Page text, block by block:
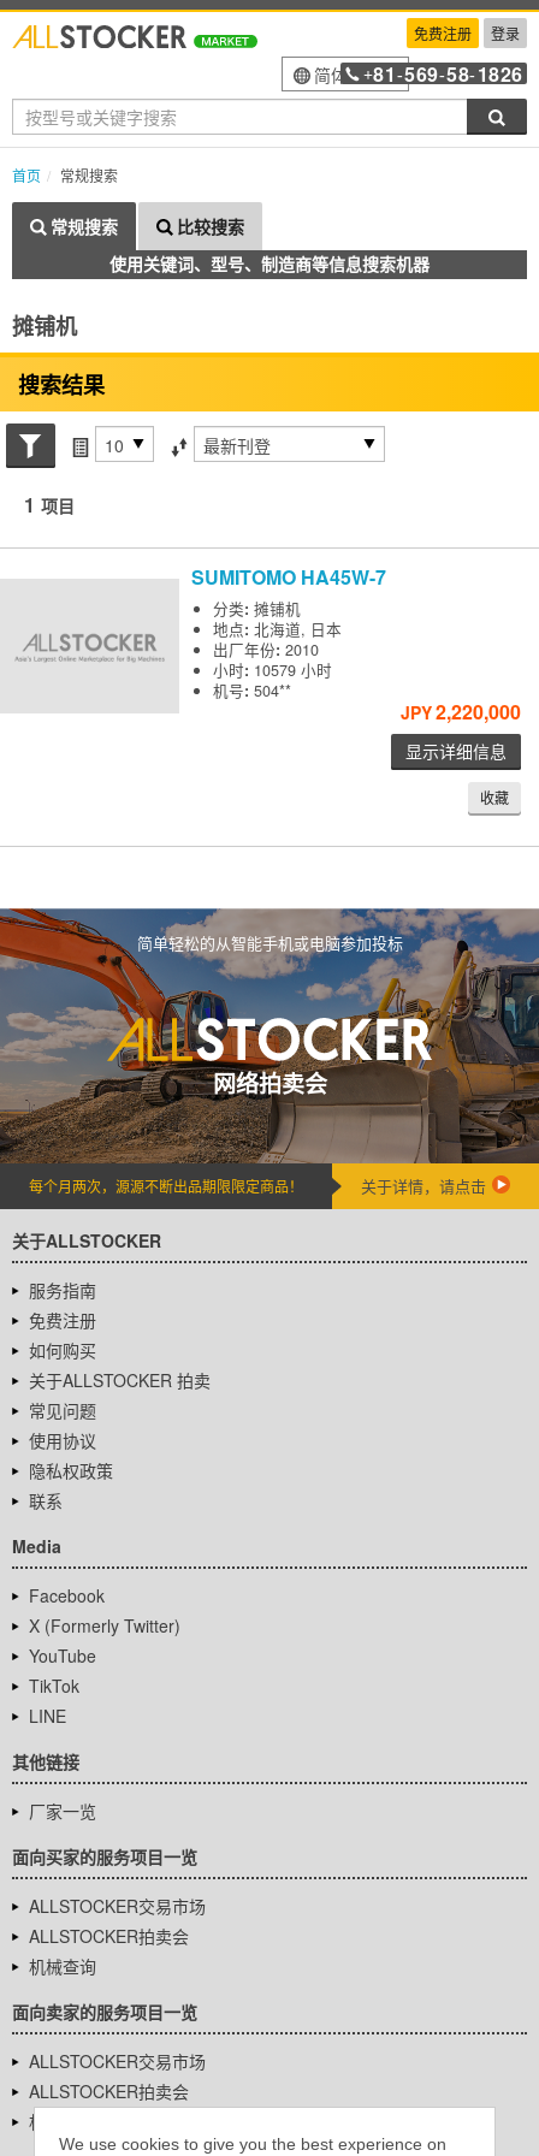
We use cookies to give you the best experience on
免费注册 登录
简体中文
+81 -569-58-1826
首页 常规搜索
常规搜索
比较搜索
使用关键词、型号、制造商等信息搜索机器
摊铺机
搜索结果
搜索状态每页项目 排序方式
1 项目
SUMITOMO HA45W-7
分类:摊铺机
地点:北海道, 日本
出厂年份:2010
小时: 10579 小时
机号:504**
JPY2,220,000
显示详细信息
收藏
简单轻松的从智能手机或电脑参加投标
网络拍卖会
每个月两次，源源不断出品期限限定商品！ 关于详情，请点击
关于ALLSTOCKER
服务指南
免费注册
如何购买
关于ALLSTOCKER 拍卖
常见问题
使用协议
隐私权政策
联系
Media
Facebook
X (Formerly Twitter)
YouTube
TikTok
LINE
其他链接
厂家一览
面向买家的服务项目一览
ALLSTOCKER交易市场
ALLSTOCKER拍卖会
机械查询
面向卖家的服务项目一览
ALLSTOCKER交易市场
ALLSTOCKER拍卖会
机械查询